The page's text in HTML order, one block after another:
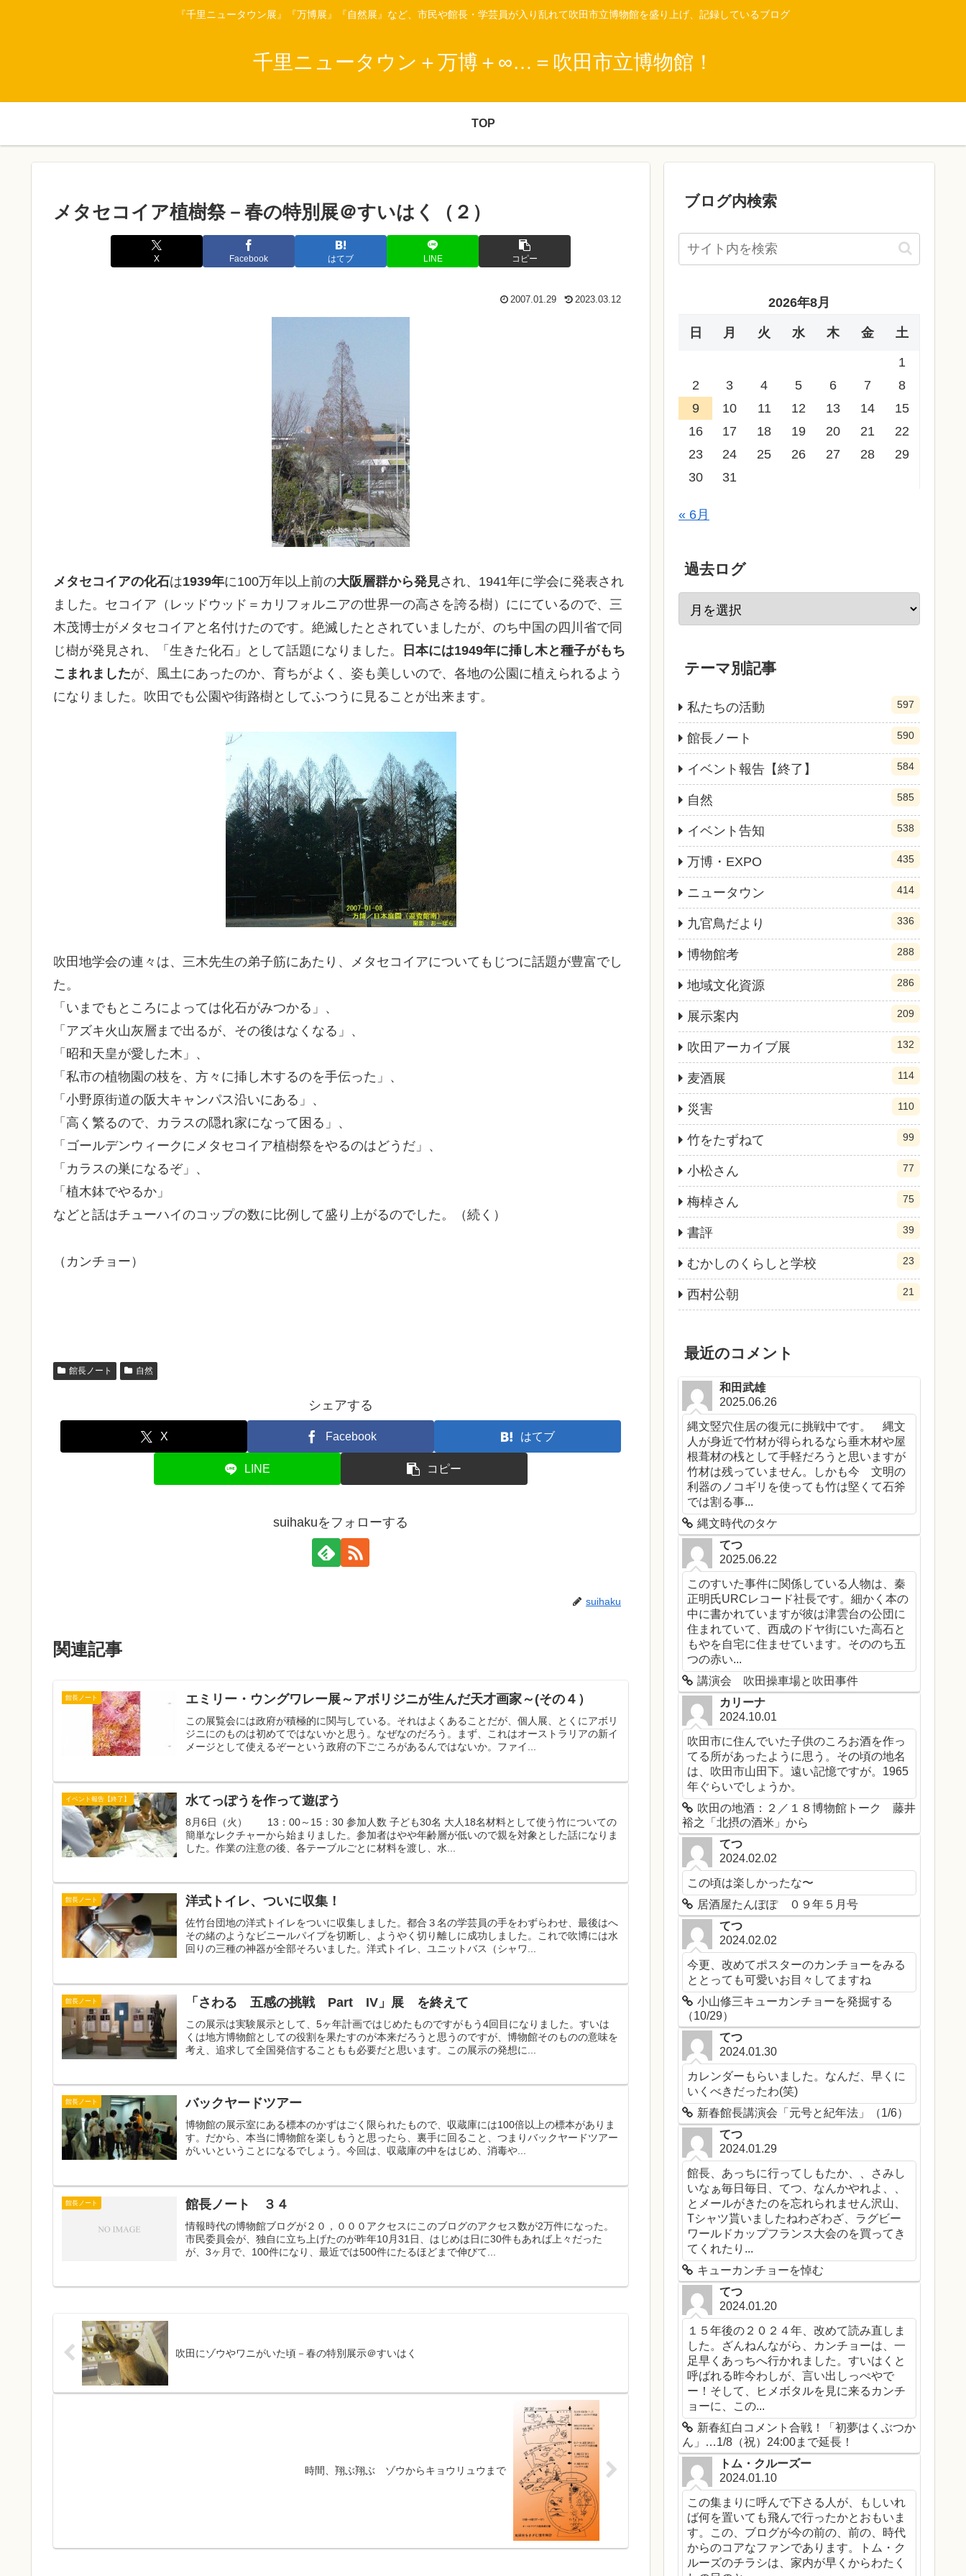
『千里ニュータウン展』『万博展』『自然展』など、市民や館長・学芸員が入り乱れて吹田市立博物館を盛り上げ、記録しているブログ
千里ニュータウン＋万博＋∞…＝吹田市立博物館！
TOP
メタセコイア植樹祭－春の特別展＠すいはく（２）
X Facebook はてブ LINE コピー
2007.01.29 2023.03.12
メタセコイアの化石は1939年に100万年以上前の大阪層群から発見され、1941年に学会に発表され
ました。セコイア（レッドウッド＝カリフォルニアの世界一の高さを誇る樹）ににているので、三
木茂博士がメタセコイアと名付けたのです。絶滅したとされていましたが、のち中国の四川省で同
じ樹が発見され、「生きた化石」として話題になりました。
日本には1949年に挿し木と種子がもち
こまれましたが、風土にあったのか、育ちがよく、姿も美しいので、各地の公園に植えられるよう
になりました。吹田でも公園や街路樹としてふつうに見ることが出来ます。
吹田地学会の連々は、三木先生の弟子筋にあたり、メタセコイアについてもじつに話題が豊富でし
た。
「いまでもところによっては化石がみつかる」、
「アズキ火山灰層まで出るが、その後はなくなる」、
「昭和天皇が愛した木」、
「私市の植物園の枝を、方々に挿し木するのを手伝った」、
「小野原街道の阪大キャンパス沿いにある」、
「高く繁るので、カラスの隠れ家になって困る」、
「ゴールデンウィークにメタセコイア植樹祭をやるのはどうだ」、
「カラスの巣になるぞ」、
「植木鉢でやるか」
などと話はチューハイのコップの数に比例して盛り上がるのでした。（続く）
（カンチョー）
館長ノート 自然
シェアする
X Facebook はてブ
LINE コピー
suihakuをフォローする
suihaku
関連記事
館長ノート エミリー・ウングワレー展～アボリジニが生んだ天才画家～(その４）
この展覧会には政府が積極的に関与している。それはよくあることだが、個人展、とくにアボリ
ジニにのものは初めてではないかと思う。なぜなのだろう。まず、これはオーストラリアの新イ
メージとして使えるぞーという政府の下ごころがあるんではないか。ファイ...
イベント報告【終了】 水てっぽうを作って遊ぼう
8月6日（火） 13：00～15：30 参加人数 子ども30名 大人18名材料として使う竹についての
簡単なレクチャーから始まりました。参加者はやや年齢層が低いので親を対象とした話になりま
した。作業の注意の後、各テーブルごとに材料を渡し、水...
館長ノート 洋式トイレ、ついに収集！
佐竹台団地の洋式トイレをついに収集しました。都合３名の学芸員の手をわずらわせ、最後はへ
その緒のようなビニールパイプを切断し、ようやく切り離しに成功しました。これで吹博には水
回りの三種の神器が全部そろいました。洋式トイレ、ユニットバス（シャワ...
館長ノート 「さわる 五感の挑戦 Part IV」展 を終えて
この展示は実験展示として、5ヶ年計画ではじめたものですがもう4回目になりました。すいは
くは地方博物館としての役割を果たすのが本来だろうと思うのですが、博物館そのものの意味を
考え、追求して全国発信することもも必要だと思います。この展示の発想に...
館長ノート バックヤードツアー
博物館の展示室にある標本のかずはごく限られたもので、収蔵庫には100倍以上の標本がありま
す。だから、本当に博物館を楽しもうと思ったら、裏手に回ること、つまりバックヤードツアー
がいいということになるでしょう。今回は、収蔵庫の中をはじめ、消毒や...
館長ノート 館長ノート ３４
情報時代の博物館ブログが２０，０００アクセスにこのブログのアクセス数が2万件になった。
市民委員会が、独自に立ち上げたのが昨年10月31日、はじめは日に30件もあれば上々だった
が、3ヶ月で、100件になり、最近では500件にたるほどまで伸びて...
吹田にゾウやワニがいた頃－春の特別展示＠すいはく
時間、翔ぶ翔ぶ ゾウからキョウリュウまで
ブログ内検索
2026年8月
日 月 火 水 木 金 土
1
2
3 4 5 6 7
8
9
10 11 12 13 14
15
16
17 18 19 20 21
22
23
24 25 26 27 28
29
30
31
« 6月
過去ログ
テーマ別記事
私たちの活動 597
館長ノート 590
イベント報告【終了】 584
自然 585
イベント告知 538
万博・EXPO 435
ニュータウン 414
九官鳥だより 336
博物館考 288
地域文化資源 286
展示案内 209
吹田アーカイブ展 132
麦酒展 114
災害 110
竹をたずねて 99
小松さん 77
梅棹さん 75
書評 39
むかしのくらしと学校 23
西村公朝 21
最近のコメント
和田武雄
2025.06.26
縄文竪穴住居の復元に挑戦中です。 縄文
人が身近で竹材が得られるなら垂木材や屋
根葺材の桟として手軽だろうと思いますが
竹材は残っていません。しかも今 文明の
利器のノコギリを使っても竹は堅くて石斧
では割る事...
縄文時代のタケ
てつ
2025.06.22
このすいた事件に関係している人物は、秦
正明氏URCレコード社長です。細かく本の
中に書かれていますが彼は津雲台の公団に
住まれていて、西成のドヤ街にいた高石と
もやを自宅に住ませています。そののち五
つの赤い...
講演会 吹田操車場と吹田事件
カリーナ
2024.10.01
吹田市に住んでいた子供のころお酒を作っ
てる所があったように思う。その頃の地名
は、吹田市山田下。遠い記憶ですが。1965
年ぐらいでしょうか。
吹田の地酒：２／１８博物館トーク 藤井
裕之「北摂の酒米」から
てつ
2024.02.02
この頃は楽しかったな〜
居酒屋たんぽぽ ０９年５月号
てつ
2024.02.02
今更、改めてポスターのカンチョーをみる
ととっても可愛いお目々してますね
小山修三キューカンチョーを発掘する
（10/29）
てつ
2024.01.30
カレンダーもらいました。なんだ、早くに
いくべきだったわ(笑)
新春館長講演会「元号と紀年法」（1/6）
てつ
2024.01.29
館長、あっちに行ってしもたか、、さみし
いなぁ毎日毎日、てつ、なんかやれよ、、
とメールがきたのを忘れられません沢山、
Tシャツ貰いましたねわざわざ、ラグビー
ワールドカップフランス大会のを買ってき
てくれたり...
キューカンチョーを悼む
てつ
2024.01.20
１５年後の２０２４年、改めて読み直しま
した。ざんねんながら、カンチョーは、一
足早くあっちへ行かれました。すいはくと
呼ばれる昨今わしが、言い出しっぺやで
ー！そして、ヒメボタルを見に来るカンチ
ョーに、この...
新春紅白コメント合戦！「初夢はくぶつか
ん」…1/8（祝）24:00まで延長！
トム・クルーズー
2024.01.10
この集まりに呼んで下さる人が、もしいれ
ば何を置いても飛んで行ったかとおもいま
す。この、ブログが今の前の、前の、時代
からのコアなファンであります。トム・ク
ルーズのチラシは、家内が早くからわたく